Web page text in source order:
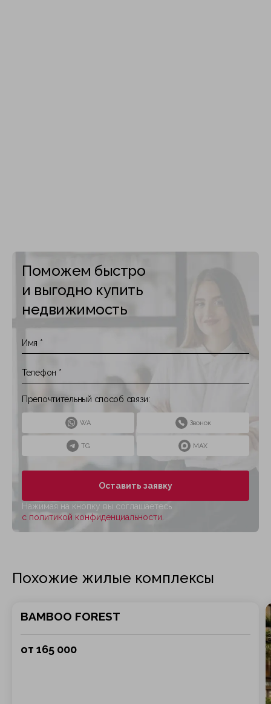
Поможем быстро
и выгодно купить
недвижимость
Препочтительный способ связи:
WA Звонок
TG MAX
Оставить заявку
Нажимая на кнопку вы соглашаетесь
с политикой конфиденциальности.
Похожие жилые комплексы
BAMBOO FOREST
от 165 000